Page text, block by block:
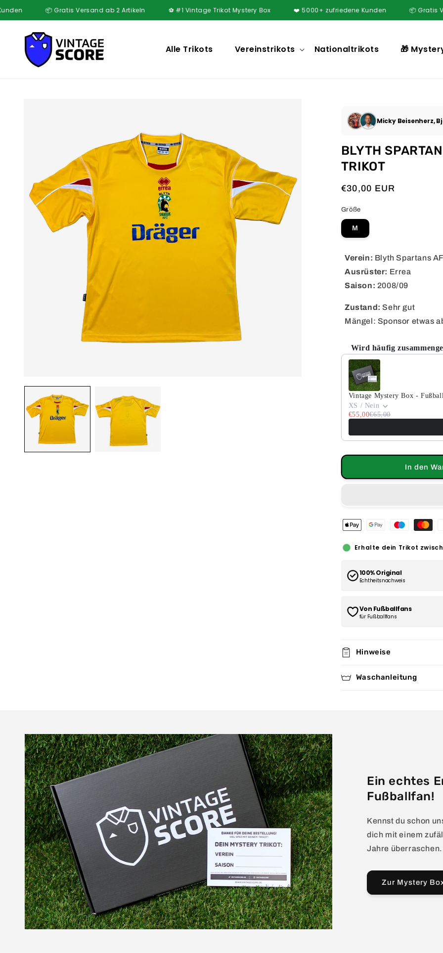
zum
Inhalt
📦 Gratis Versand ab 2 Artikeln⚽ #1 Vintage Trikot Mystery Box❤️ 5000+ zufriedene Kunden📦 Gratis Versand
Alle Trikots Vereinstrikots Nationaltrikots 🎁
Micky Beisenherz,
BLYTH
TRIKOT
Normaler
€30,00 EUR
Größe
M
Verein: Blyth Spartans
Ausrüster: Errea
Saison: 2008/09
Zustand: Sehr gut
Mängel: Sponsor etwas
Wird häufig
Use the Previous and Next
Vintage Mystery Box -
XS / Nein
€55,00€65,00
In den
Erhalte dein Trikot
100% Original
Echtheitsnachweis
Von Fußballfans
für Fußballfans
Hinweise
Waschanleitung
Ein echtes
Fußballfan!
Kennst du schon
dich mit einem
Jahre überraschen.
Zur Mystery